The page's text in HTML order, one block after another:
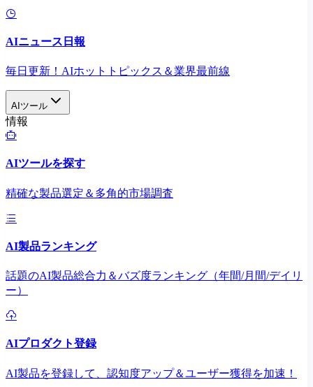
AIニュース日報
毎日更新！AIホットトピックス＆業界最前線
AIツール
情報
AIツールを探す
精確な製品選定＆多角的市場調査
AI製品ランキング
話題のAI製品総合力＆バズ度ランキング（年間/月間/デイリ
ー）
AIプロダクト登録
AI製品を登録して、認知度アップ＆ユーザー獲得を加速！